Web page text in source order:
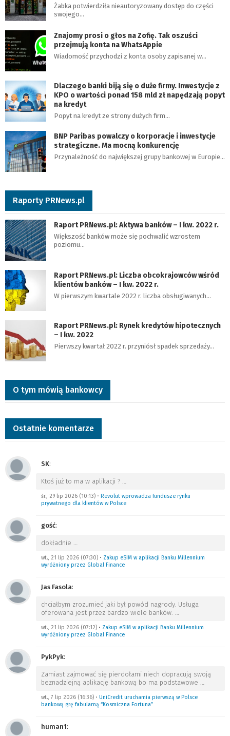
Żabka potwierdziła nieautoryzowany dostęp do części
swojego…
Znajomy prosi o głos na Zofię. Tak oszuści
przejmują konta na WhatsAppie
Wiadomość przychodzi z konta osoby zapisanej w…
Dlaczego banki biją się o duże firmy. Inwestycje z
KPO o wartości ponad 158 mld zł napędzają popyt
na kredyt
Popyt na kredyt ze strony dużych firm…
BNP Paribas powalczy o korporacje i inwestycje
strategiczne. Ma mocną konkurencję
Przynależność do największej grupy bankowej w Europie…
Raporty PRNews.pl
Raport PRNews.pl: Aktywa banków – I kw. 2022 r.
Większość banków może się pochwalić wzrostem
poziomu…
Raport PRNews.pl: Liczba obcokrajowców wśród
klientów banków – I kw. 2022 r.
W pierwszym kwartale 2022 r. liczba obsługiwanych…
Raport PRNews.pl: Rynek kredytów hipotecznych
– I kw. 2022
Pierwszy kwartał 2022 r. przyniósł spadek sprzedaży…
O tym mówią bankowcy
Ostatnie komentarze
SK:
Ktoś już to ma w aplikacji ? …
śr., 29 lip 2026 (10:13) • Revolut wprowadza fundusze rynku
prywatnego dla klientów w Polsce
gość:
dokładnie …
wt., 21 lip 2026 (07:30) • Zakup eSIM w aplikacji Banku Millennium
wyróżniony przez Global Finance
Jas Fasola:
chciałbym zrozumieć jaki był powód nagrody. Usługa
oferowana jest przez bardzo wiele banków. …
wt., 21 lip 2026 (07:12) • Zakup eSIM w aplikacji Banku Millennium
wyróżniony przez Global Finance
PykPyk:
Zamiast zajmować się pierdołami niech dopracują swoją
beznadziejną aplikację bankową bo ma podstawowe …
wt., 7 lip 2026 (16:36) • UniCredit uruchamia pierwszą w Polsce
bankową grę fabularną “Kosmiczna Fortuna”
human1: